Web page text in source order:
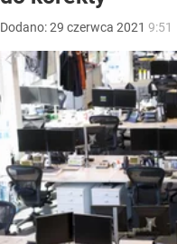
Dodano:29 czerwca 2021 9:51